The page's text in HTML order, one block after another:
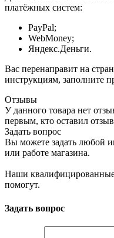
платёжных систем:
PayPal;
WebMoney;
Яндекс.Деньги.
Вас перенаправит на
инструкциям, заполните
Отзывы
У данного товара нет
первым, кто оставил
Задать вопрос
Вы можете задать любой
или работе магазина.
Наши квалифицированные
помогут.
Задать вопрос